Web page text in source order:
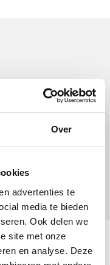
Over
advertenties te
media te bieden
Ook delen we
site met onze
en analyse. Deze